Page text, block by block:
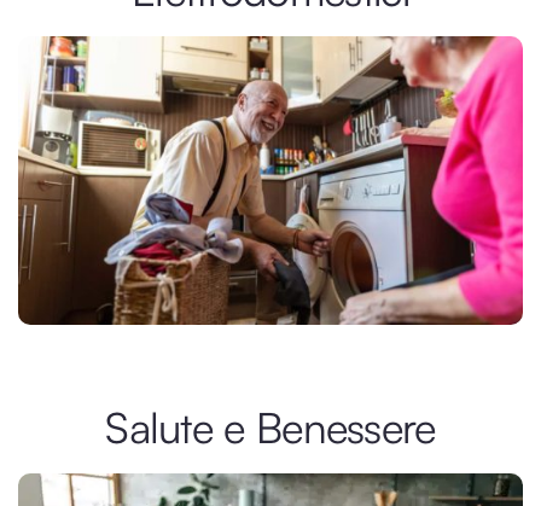
Salute e Benessere